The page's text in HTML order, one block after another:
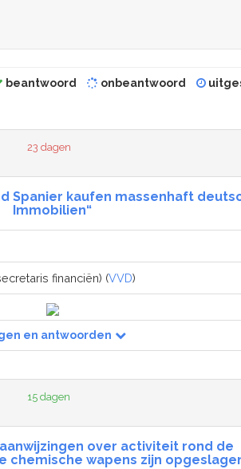
beantwoord onbeantwoord
23 dagen
Spanier kaufen massenhaft
Immobilien“
financiën) (VVD)
en antwoorden
15 dagen
over activiteit rond de
chemische wapens zijn